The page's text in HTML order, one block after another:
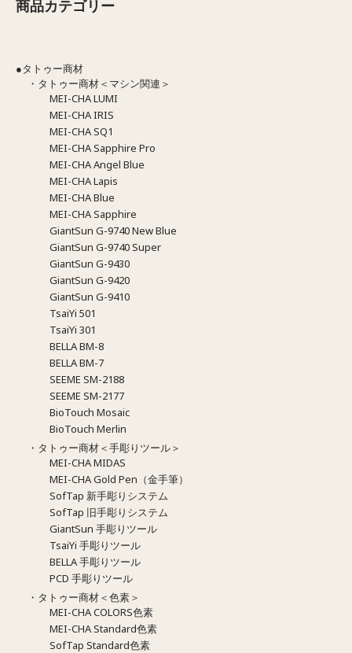
商品カテゴリー
●タトゥー商材
・タトゥー商材＜マシン関連＞
MEI-CHA LUMI
MEI-CHA IRIS
MEI-CHA SQ1
MEI-CHA Sapphire Pro
MEI-CHA Angel Blue
MEI-CHA Lapis
MEI-CHA Blue
MEI-CHA Sapphire
GiantSun G-9740 New Blue
GiantSun G-9740 Super
GiantSun G-9430
GiantSun G-9420
GiantSun G-9410
TsaiYi 501
TsaiYi 301
BELLA BM-8
BELLA BM-7
SEEME SM-2188
SEEME SM-2177
BioTouch Mosaic
BioTouch Merlin
・タトゥー商材＜手彫りツール＞
MEI-CHA MIDAS
MEI-CHA Gold Pen（金手筆）
SofTap 新手彫りシステム
SofTap 旧手彫りシステム
GiantSun 手彫りツール
TsaiYi 手彫りツール
BELLA 手彫りツール
PCD 手彫りツール
・タトゥー商材＜色素＞
MEI-CHA COLORS色素
MEI-CHA Standard色素
SofTap Standard色素